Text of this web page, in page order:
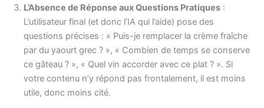
L’Absence de Réponse aux Questions Pratiques :
L’utilisateur final (et donc l’IA qui l’aide) pose des
questions précises : « Puis-je remplacer la crème fraîche
par du yaourt grec ? », « Combien de temps se conserve
ce gâteau ? », « Quel vin accorder avec ce plat ? ». Si
votre contenu n’y répond pas frontalement, il est moins
utile, donc moins cité.